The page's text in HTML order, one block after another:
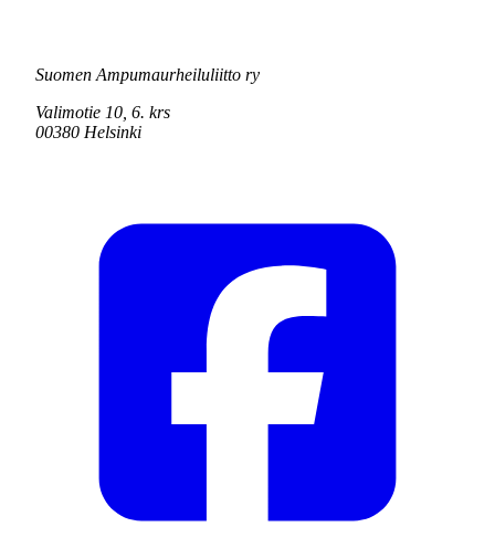
Suomen Ampumaurheiluliitto ry
Valimotie 10, 6. krs
00380 Helsinki